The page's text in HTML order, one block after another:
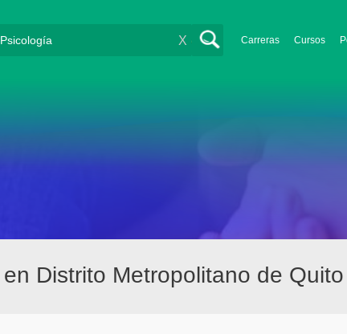
Carreras Cursos
X
Distrito Metropolitano de Quito